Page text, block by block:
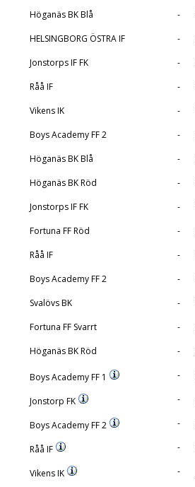
Höganäs BK Blå -
HELSINGBORG ÖSTRA IF -
Jonstorps IF FK -
Råå IF -
Vikens IK -
Boys Academy FF 2 -
Höganäs BK Blå -
Höganäs BK Röd -
Jonstorps IF FK -
Fortuna FF Röd -
Råå IF -
Boys Academy FF 2 -
Svalövs BK -
Fortuna FF Svarrt -
Höganäs BK Röd -
Boys Academy FF 1 -
Jonstorp FK -
Boys Academy FF 2 -
Råå IF -
Vikens IK -